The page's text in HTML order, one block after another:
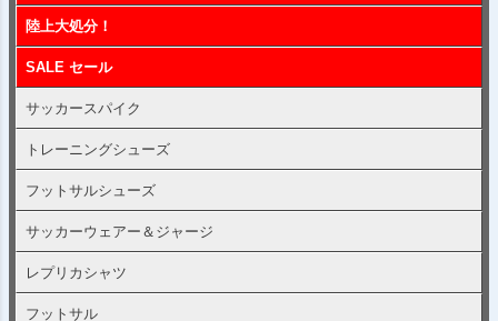
陸上大処分！
SALE セール
サッカースパイク
トレーニングシューズ
フットサルシューズ
サッカーウェアー＆ジャージ
レプリカシャツ
フットサル